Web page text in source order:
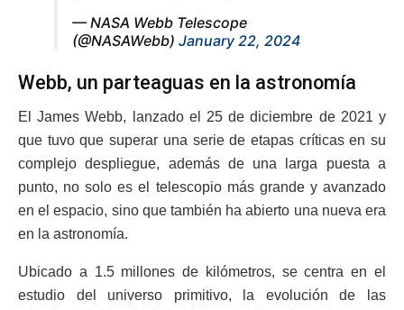
— NASA Webb Telescope
(@NASAWebb) January 22, 2024
Webb, un parteaguas en la astronomía
El James Webb, lanzado el 25 de diciembre de 2021 y
que tuvo que superar una serie de etapas críticas en su
complejo despliegue, además de una larga puesta a
punto, no solo es el telescopio más grande y avanzado
en el espacio, sino que también ha abierto una nueva era
en la astronomía.
Ubicado a 1.5 millones de kilómetros, se centra en el
estudio del universo primitivo, la evolución de las